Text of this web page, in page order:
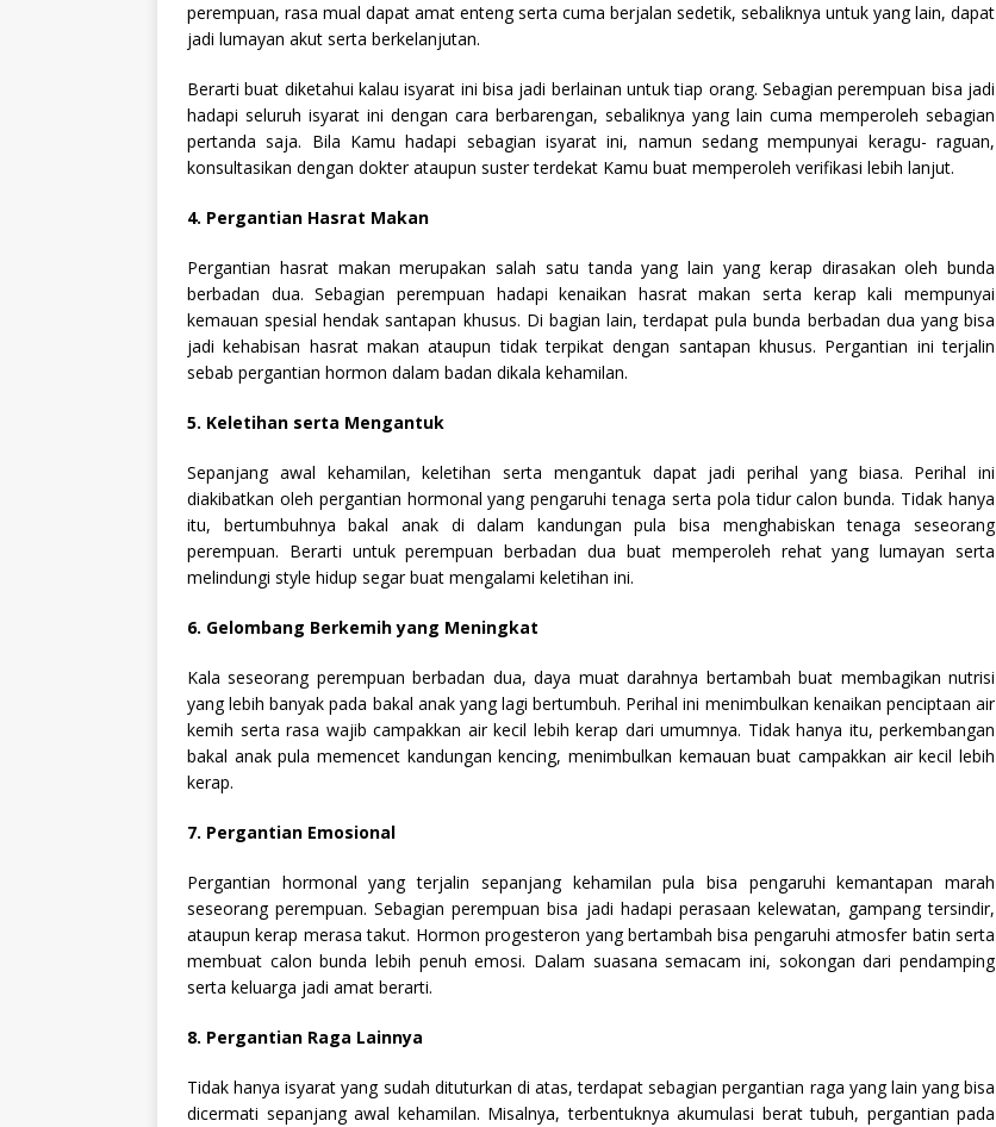
perempuan, rasa mual dapat amat enteng serta cuma berjalan sedetik, sebaliknya untuk yang lain, dapat
jadi lumayan akut serta berkelanjutan.
Berarti buat diketahui kalau isyarat ini bisa jadi berlainan untuk tiap orang. Sebagian perempuan bisa jadi
hadapi seluruh isyarat ini dengan cara berbarengan, sebaliknya yang lain cuma memperoleh sebagian
pertanda saja. Bila Kamu hadapi sebagian isyarat ini, namun sedang mempunyai keragu- raguan,
konsultasikan dengan dokter ataupun suster terdekat Kamu buat memperoleh verifikasi lebih lanjut.
4. Pergantian Hasrat Makan
Pergantian hasrat makan merupakan salah satu tanda yang lain yang kerap dirasakan oleh bunda
berbadan dua. Sebagian perempuan hadapi kenaikan hasrat makan serta kerap kali mempunyai
kemauan spesial hendak santapan khusus. Di bagian lain, terdapat pula bunda berbadan dua yang bisa
jadi kehabisan hasrat makan ataupun tidak terpikat dengan santapan khusus. Pergantian ini terjalin
sebab pergantian hormon dalam badan dikala kehamilan.
5. Keletihan serta Mengantuk
Sepanjang awal kehamilan, keletihan serta mengantuk dapat jadi perihal yang biasa. Perihal ini
diakibatkan oleh pergantian hormonal yang pengaruhi tenaga serta pola tidur calon bunda. Tidak hanya
itu, bertumbuhnya bakal anak di dalam kandungan pula bisa menghabiskan tenaga seseorang
perempuan. Berarti untuk perempuan berbadan dua buat memperoleh rehat yang lumayan serta
melindungi style hidup segar buat mengalami keletihan ini.
6. Gelombang Berkemih yang Meningkat
Kala seseorang perempuan berbadan dua, daya muat darahnya bertambah buat membagikan nutrisi
yang lebih banyak pada bakal anak yang lagi bertumbuh. Perihal ini menimbulkan kenaikan penciptaan air
kemih serta rasa wajib campakkan air kecil lebih kerap dari umumnya. Tidak hanya itu, perkembangan
bakal anak pula memencet kandungan kencing, menimbulkan kemauan buat campakkan air kecil lebih
kerap.
7. Pergantian Emosional
Pergantian hormonal yang terjalin sepanjang kehamilan pula bisa pengaruhi kemantapan marah
seseorang perempuan. Sebagian perempuan bisa jadi hadapi perasaan kelewatan, gampang tersindir,
ataupun kerap merasa takut. Hormon progesteron yang bertambah bisa pengaruhi atmosfer batin serta
membuat calon bunda lebih penuh emosi. Dalam suasana semacam ini, sokongan dari pendamping
serta keluarga jadi amat berarti.
8. Pergantian Raga Lainnya
Tidak hanya isyarat yang sudah dituturkan di atas, terdapat sebagian pergantian raga yang lain yang bisa
dicermati sepanjang awal kehamilan. Misalnya, terbentuknya akumulasi berat tubuh, pergantian pada